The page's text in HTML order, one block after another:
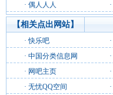
· 偶人人人 ·
【相关点出网站】
·快乐吧 ·
· 中国分类信息网 ·
· 网吧主页 ·
· 无忧QQ空间 ·